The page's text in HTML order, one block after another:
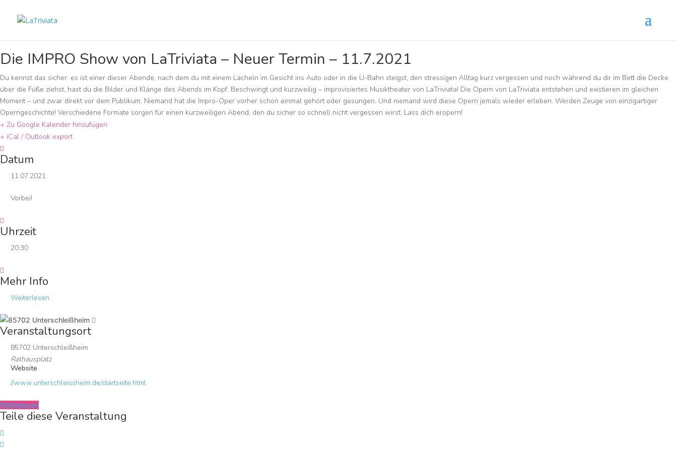
Die IMPRO Show von LaTriviata – Neuer Termin – 11.7.2021
Du kennst das sicher: es ist einer dieser Abende, nach dem du mit einem Lächeln im Gesicht ins Auto oder in die U-Bahn steigst, den stressigen Alltag kurz vergessen und noch während du dir im Bett die Decke
über die Füße ziehst, hast du die Bilder und Klänge des Abends im Kopf. Beschwingt und kurzweilig – improvisiertes Musiktheater von LaTriviata! Die Opern von LaTriviata entstehen und existieren im gleichen
Moment – und zwar direkt vor dem Publikum. Niemand hat die Impro-Oper vorher schon einmal gehört oder gesungen. Und niemand wird diese Opern jemals wieder erleben. Werden Zeuge von einzigartiger
Operngeschichte! Verschiedene Formate sorgen für einen kurzweiligen Abend, den du sicher so schnell nicht vergessen wirst. Lass dich eropern!
+ Zu Google Kalender hinzufügen
+ iCal / Outlook export
Datum
11.07.2021
Vorbei!
Uhrzeit
20:30
Mehr Info
Weiterlesen
Veranstaltungsort
85702 Unterschleißheim
Rathausplatz
Website
//www.unterschleissheim.de/startseite.html
Weiterlesen
Teile diese Veranstaltung